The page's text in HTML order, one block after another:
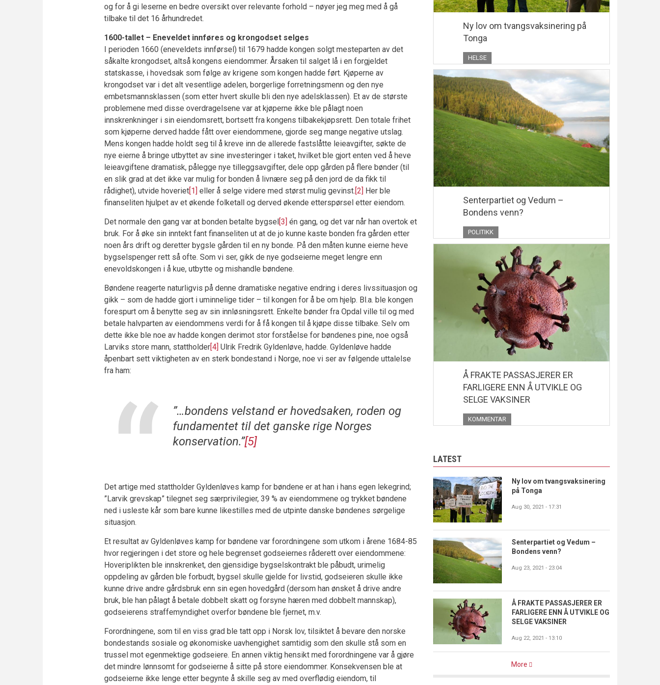
og for å gi leserne en bedre oversikt over relevante forhold – nøyer jeg meg med å gå
tilbake til det 16 århundredet.
1600-tallet – Eneveldet innføres og krongodset selges
I perioden 1660 (eneveldets innførsel) til 1679 hadde kongen solgt mesteparten av det
såkalte krongodset, altså kongens eiendommer. Årsaken til salget lå i en forgjeldet
statskasse, i hovedsak som følge av krigene som kongen hadde ført. Kjøperne av
krongodset var i det alt vesentlige adelen, borgerlige forretningsmenn og den nye
embetsmannsklassen (som etter hvert skulle bli den nye adelsklassen). Et av de største
problemene med disse overdragelsene var at kjøperne ikke ble pålagt noen
innskrenkninger i sin eiendomsrett, bortsett fra kongens tilbakekjøpsrett. Den totale frihet
som kjøperne derved hadde fått over eiendommene, gjorde seg mange negative utslag.
Mens kongen hadde holdt seg til å kreve inn de allerede fastslåtte leieavgifter, søkte de
nye eierne å bringe utbyttet av sine investeringer i taket, hvilket ble gjort enten ved å heve
leieavgiftene dramatisk, pålegge nye tilleggsavgifter, dele opp gården på flere bønder (til
en slik grad at det ikke var mulig for bonden å livnære seg på den jord de da fikk til
rådighet), utvide hoveriet[1] eller å selge videre med størst mulig gevinst.[2] Her ble
finanseliten hjulpet av et økende folketall og derved økende etterspørsel etter eiendom.
Det normale den gang var at bonden betalte bygsel[3] én gang, og det var når han overtok et
bruk. For å øke sin inntekt fant finanseliten ut at de jo kunne kaste bonden fra gården etter
noen års drift og deretter bygsle gården til en ny bonde. På den måten kunne eierne heve
bygselspenger rett så ofte. Som vi ser, gikk de nye godseierne meget lengre enn
enevoldskongen i å kue, utbytte og mishandle bøndene.
Bøndene reagerte naturligvis på denne dramatiske negative endring i deres livssituasjon og
gikk – som de hadde gjort i uminnelige tider – til kongen for å be om hjelp. Bl.a. ble kongen
forespurt om å benytte seg av sin innløsningsrett. Enkelte bønder fra Opdal ville til og med
betale halvparten av eiendommens verdi for å få kongen til å kjøpe disse tilbake. Selv om
dette ikke ble noe av hadde kongen derimot stor forståelse for bøndenes pine, noe også
Larviks store mann, stattholder[4] Ulrik Fredrik Gyldenløve, hadde. Gyldenløve hadde
åpenbart sett viktigheten av en sterk bondestand i Norge, noe vi ser av følgende uttalelse
fra ham:
”…bondens velstand er hovedsaken, roden og
fundamentet til det ganske rige Norges
konservation.”[5]
Det artige med stattholder Gyldenløves kamp for bøndene er at han i hans egen lekegrind;
”Larvik grevskap” tilegnet seg særprivilegier, 39 % av eiendommene og trykket bøndene
ned i usleste kår som bare kunne likestilles med de utpinte danske bøndenes sørgelige
situasjon.
Et resultat av Gyldenløves kamp for bøndene var forordningene som utkom i årene 1684-85
hvor regjeringen i det store og hele begrenset godseiernes råderett over eiendommene:
Hoveriplikten ble innskrenket, den gjensidige bygselskontrakt ble påbudt, urimelig
oppdeling av gården ble forbudt, bygsel skulle gjelde for livstid, godseieren skulle ikke
kunne drive andre gårdsbruk enn sin egen hovedgård (dersom han ønsket å drive andre
bruk, ble han pålagt å betale dobbelt skatt og forsyne hæren med dobbelt mannskap),
godseierens straffemyndighet overfor bøndene ble fjernet, m.v.
Forordningene, som til en viss grad ble tatt opp i Norsk lov, tilsiktet å bevare den norske
bondestands sosiale og økonomiske uavhengighet samtidig som den skulle stå som en
trussel mot egenmektige godseiere. En annen viktig hensikt med forordningene var å gjøre
det mindre lønnsomt for godseierne å sitte på store eiendommer. Konsekvensen ble at
godseierne ikke lenge etter begynte å skille seg av med overflødig eiendom, til
Ny lov om tvangsvaksinering på
Tonga
HELSE
Senterpartiet og Vedum –
Bondens venn?
POLITIKK
Å FRAKTE PASSASJERER ER
FARLIGERE ENN Å UTVIKLE OG
SELGE VAKSINER
KOMMENTAR
LATEST
Ny lov om tvangsvaksinering
på Tonga
Aug 30, 2021 - 17:31
Senterpartiet og Vedum –
Bondens venn?
Aug 23, 2021 - 23:04
Å FRAKTE PASSASJERER ER
FARLIGERE ENN Å UTVIKLE OG
SELGE VAKSINER
Aug 22, 2021 - 13:10
More